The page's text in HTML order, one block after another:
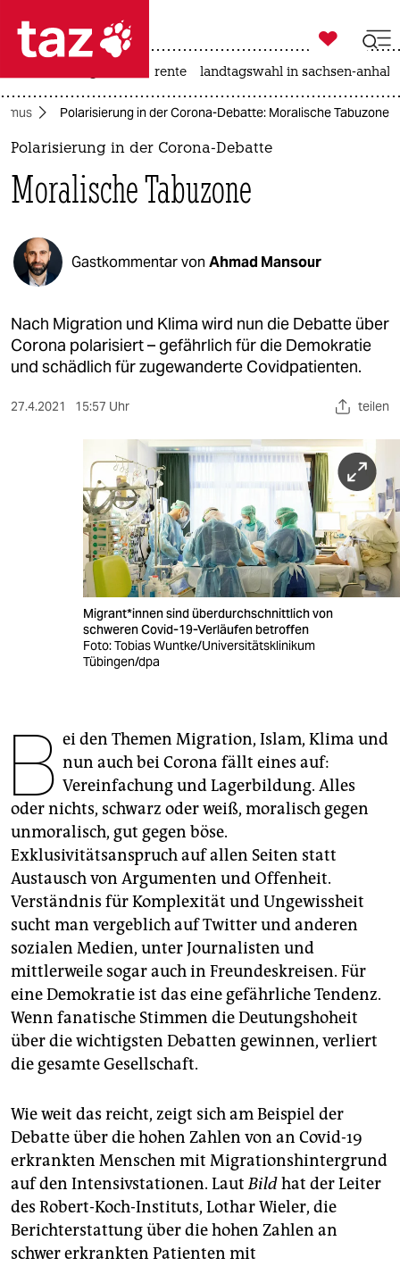
 taz zahl ich
taz zahl ich
politik
öko
gesellschaft
kultur
sport
berlin
wahrheit
veranstaltungen
fragen & hilfe
abo
genossenschaft
epaper login

taz zahl ich
rente landtagswahl in sachsen-anhalt
Polarisierung in der Corona-Debatte: Moralische Tabuzone
Polarisierung in der Corona-Debatte
Moralische Tabuzone
Gastkommentar von Ahmad Mansour
Nach Migration und Klima wird nun die Debatte über
Corona polarisiert – gefährlich für die Demokratie
und schädlich für zugewanderte Covidpatienten.
27.4.2021 15:57 Uhr teilen
Mi­gran­t*in­nen sind überdurchschnittlich von
schweren Covid-19-Verläufen betroffen
Foto: Tobias Wuntke/Universitätsklinikum
Tübingen/dpa
B ei den Themen Migration, Islam, Klima und
nun auch bei Corona fällt eines auf:
Vereinfachung und Lagerbildung. Alles
oder nichts, schwarz oder weiß, moralisch gegen
unmoralisch, gut gegen böse.
Exklusivitätsanspruch auf allen Seiten statt
Austausch von Argumenten und Offenheit.
Verständnis für Komplexität und Ungewissheit
sucht man vergeblich auf Twitter und anderen
sozialen Medien, unter Journalisten und
mittlerweile sogar auch in Freundeskreisen. Für
eine Demokratie ist das eine gefährliche Tendenz.
Wenn fanatische Stimmen die Deutungshoheit
über die wichtigsten Debatten gewinnen, verliert
die gesamte Gesellschaft.
Wie weit das reicht, zeigt sich am Beispiel der
Debatte über die hohen Zahlen von an Covid-19
erkrankten Menschen mit Migrationshintergrund
auf den Intensivstationen. LautBildhat der Leiter
des Robert-Koch-Instituts, Lothar Wieler, die
Berichterstattung über die hohen Zahlen an
schwer erkrankten Patienten mit